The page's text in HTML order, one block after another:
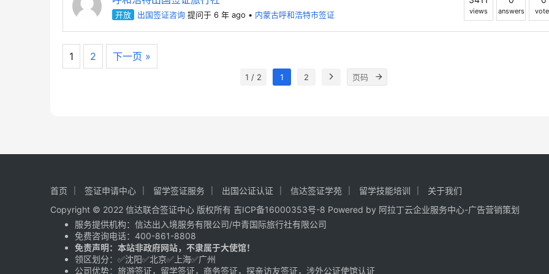
开放 出国签证咨询 提问于 6 年 ago • 内蒙古呼和浩特市签证 views answers
1 2 下一页 »
1 / 2 1 2
首页 签证申请中心 留学签证服务 出国公证认证 信达签证学苑 留学技能培训
关于我们
Copyright © 2022 信达联合签证中心 版权所有 吉ICP备16000353号-8 Powered by 阿拉丁云企业服务中心-广告营销策划
服务提供机构： 信达出入境服务有限公司/中青国际旅行社有限公司
免费咨询电话： 400-861-8808
免责声明：本站非政府网站，不隶属于大使馆！
领区划分：✅沈阳✅北京✅上海✅广州
公司优势：旅游签证，留学签证，商务签证，探亲访友签证，涉外公证使馆认证